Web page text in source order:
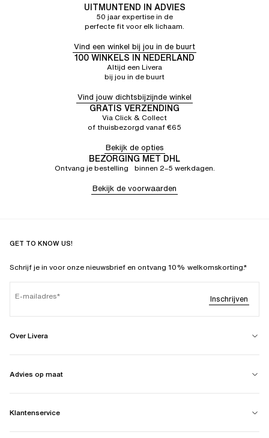
UITMUNTEND IN ADVIES
50 jaar expertise in de
perfecte fit voor elk lichaam.
Vind een winkel bij jou in de buurt
100 WINKELS IN NEDERLAND
Altijd een Livera
bij jou in de buurt
Vind jouw dichtsbijzijnde winkel
GRATIS VERZENDING
Via Click & Collect
of thuisbezorgd vanaf €65
Bekijk de opties
BEZORGING MET DHL
Ontvang je bestelling binnen 2–5 werkdagen.
Bekijk de voorwaarden
GET TO KNOW US!
Schrijf je in voor onze nieuwsbrief en ontvang 10% welkomskorting.*
E-mailadres Inschrijven
Over Livera
Advies op maat
Klantenservice